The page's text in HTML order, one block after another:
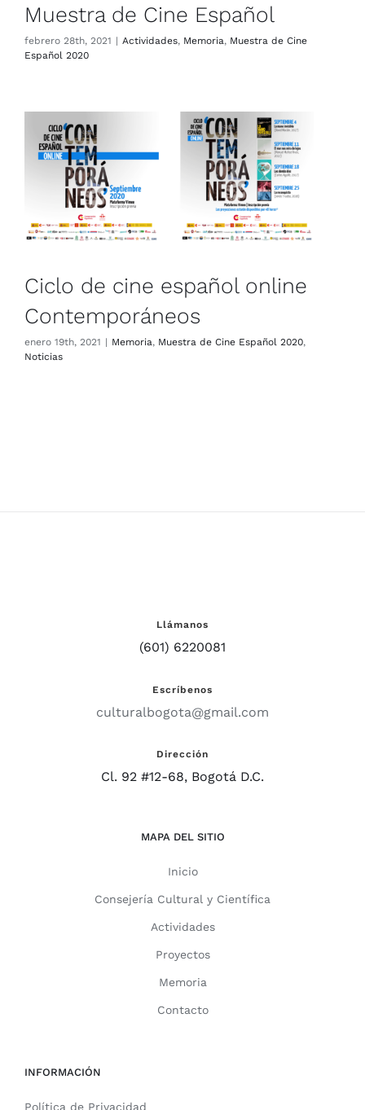
Muestra de Cine Español
febrero 28th, 2021 | Actividades, Memoria, Muestra de Cine
Español 2020
Ciclo de cine español online
Contemporáneos
Memoria Muestra de Cine Español 2020 Noticias
Ciclo de cine español online
Contemporáneos
enero 19th, 2021 | Memoria, Muestra de Cine Español 2020,
Noticias
Llámanos
(601) 6220081
Escríbenos
culturalbogota@gmail.com
Dirección
Cl. 92 #12-68, Bogotá D.C.
MAPA DEL SITIO
Inicio
Consejería Cultural y Científica
Actividades
Proyectos
Memoria
Contacto
INFORMACIÓN
Política de Privacidad